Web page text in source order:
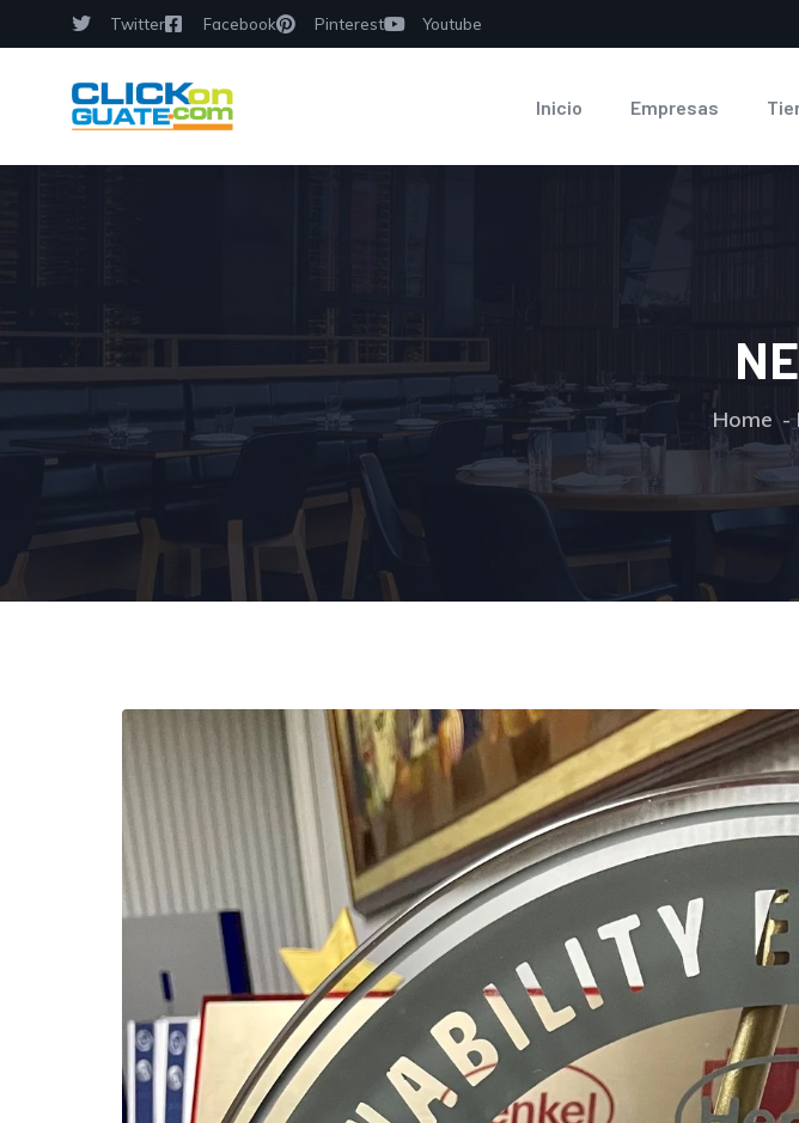
Twitter Facebook Pinterest Youtube
Inicio Empresas
Home